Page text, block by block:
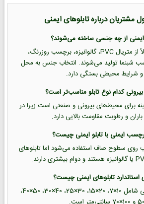
مشتریان درباره تابلوهای ایمنی
تابلوهای ایمنی معمولاً از متریال PVC، گالوانیزه، برچسب روزرنگ،
شبنما تولید می‌شوند. انتخاب جنس به محل
شرایط محیطی بستگی دارد.
برای محیط‌های بیرونی و صنعتی است زیرا در
باران و رطوبت مقاومت بالایی دارد.
سطوح صاف استفاده می‌شود اما تابلوهای
ابعاد رایج تابلوهای ایمنی شامل 10×7، 20×15، 30×25، 40×30، 50×40،